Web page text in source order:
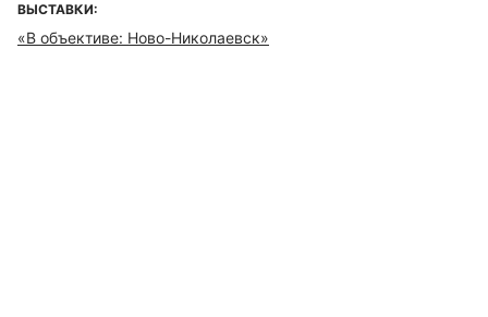
ВЫСТАВКИ:
«В объективе: Ново-Николаевск»